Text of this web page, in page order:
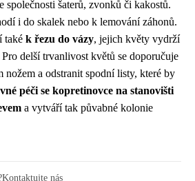
společnosti šaterů, zvonků či kakostů.
i do skalek nebo k lemování záhonů.
také k řezu do vázy, jejich květy vydrží
delší trvanlivost květů se doporučuje
nožem a odstranit spodní listy, které by
péči se kopretinovce na stanovišti
a vytváří tak půvabné kolonie
Kontaktujte nás